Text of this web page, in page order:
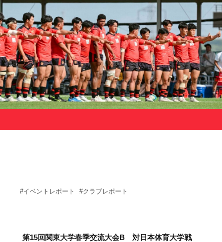
お知らせ
サポート情報
運動部支援
お問い合わせ
プライバシーポリシー
#メディア情報#キャンプ
#イベントレポート #クラブレポート
第15回関東大学春季交流大会B 対日本体育大学戦